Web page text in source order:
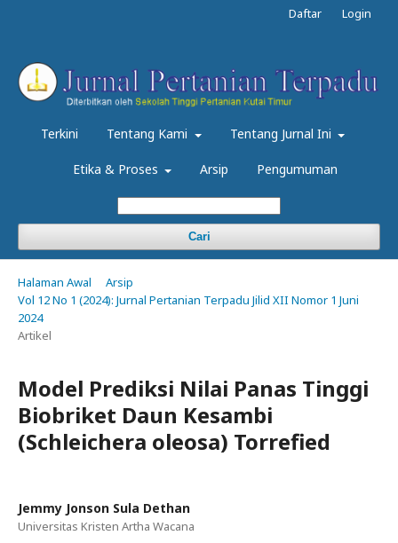
Terkini Tentang Kami Tentang Jurnal Ini
Etika & Proses Arsip Pengumuman
Cari
Daftar Login
Halaman Awal
Arsip
Vol 12 No 1 (2024): Jurnal Pertanian Terpadu Jilid XII Nomor 1 Juni
2024
Artikel
Model Prediksi Nilai Panas Tinggi
Biobriket Daun Kesambi
(Schleichera oleosa) Torrefied
Jemmy Jonson Sula Dethan
Universitas Kristen Artha Wacana